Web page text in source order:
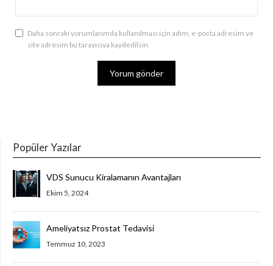
Daha sonraki yorumlarımda kullanılması için adım, e-posta adresim ve
site adresim bu tarayıcıya kaydedilsin.
Popüler Yazılar
VDS Sunucu Kiralamanın Avantajları
Ekim 5, 2024
Ameliyatsız Prostat Tedavisi
Temmuz 10, 2023